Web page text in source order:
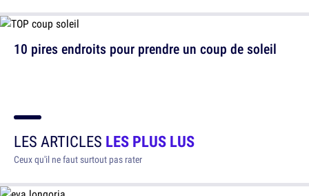
10 pires endroits pour prendre un coup de soleil
LES ARTICLES LES PLUS LUS
Ceux qu'il ne faut surtout pas rater